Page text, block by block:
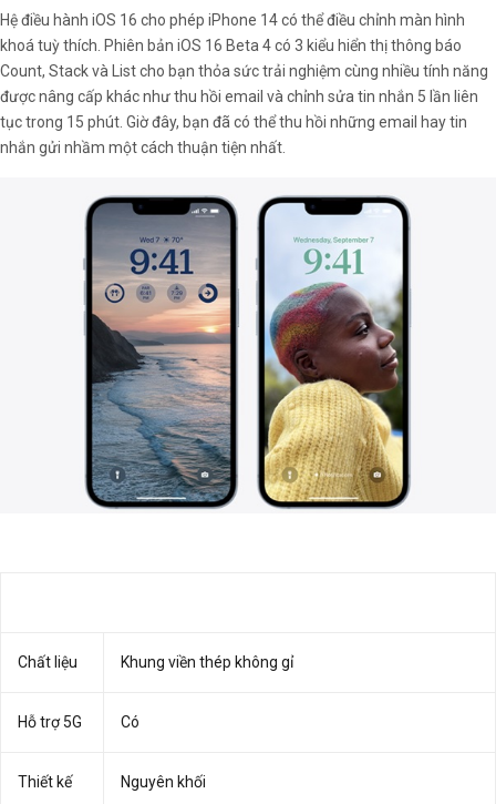
Hệ điều hành iOS 16 cho phép iPhone 14 có thể điều chỉnh màn hình
khoá tuỳ thích. Phiên bản iOS 16 Beta 4 có 3 kiểu hiển thị thông báo
Count, Stack và List cho bạn thỏa sức trải nghiệm cùng nhiều tính năng
được nâng cấp khác như thu hồi email và chỉnh sửa tin nhắn 5 lần liên
tục trong 15 phút. Giờ đây, bạn đã có thể thu hồi những email hay tin
nhắn gửi nhầm một cách thuận tiện nhất.
Chất liệu Khung viền thép không gỉ
Hỗ trợ 5G Có
Thiết kế Nguyên khối